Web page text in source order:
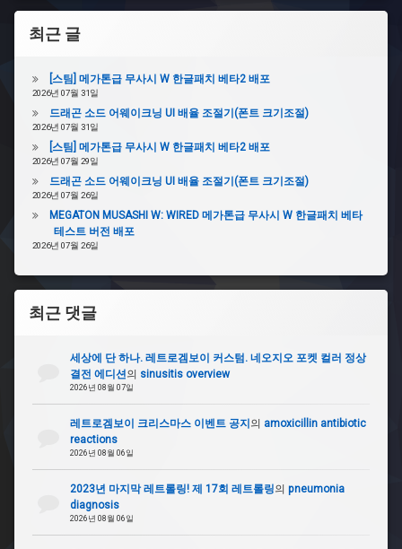
렌
쟈
큐
렌
오
#
갤
럭
시
포
시
오
보
최근 글
[스팀] 메가톤급 무사시 W 한글패치 베타2 배포
2026년 07월 31일
드래곤 소드 어웨이크닝 UI 배율 조절기(폰트 크기조절)
2026년 07월 31일
[스팀] 메가톤급 무사시 W 한글패치 베타2 배포
2026년 07월 29일
드래곤 소드 어웨이크닝 UI 배율 조절기(폰트 크기조절)
2026년 07월 26일
MEGATON MUSASHI W: WIRED 메가톤급 무사시 W 한글패치 베타
테스트 버전 배포
2026년 07월 26일
최근 댓글
세상에 단 하나. 레트로겜보이 커스텀. 네오지오 포켓 컬러 정상
결전 에디션의 sinusitis overview
2026년 08월 07일
레트로겜보이 크리스마스 이벤트 공지의 amoxicillin antibiotic
reactions
2026년 08월 06일
2023년 마지막 레트롤링! 제 17회 레트롤링의 pneumonia
diagnosis
2026년 08월 06일